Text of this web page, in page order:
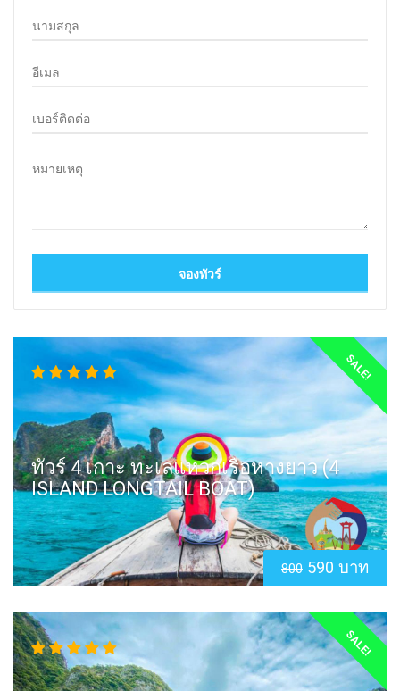
SALE!
ทัวร์ 4 เกาะ ทะเลแหวกเรือหางยาว (4
ISLAND LONGTAIL BOAT)
800 590 บาท
SALE!